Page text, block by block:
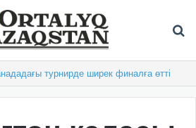
турнирде ширек финалға өтті